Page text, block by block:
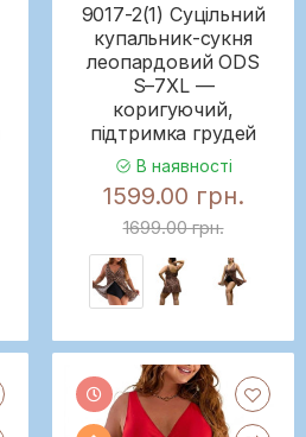
9017-2(1) Суцільний
купальник-сукня
леопардовий ODS
S–7XL —
коригуючий,
підтримка грудей
В наявності
1599.00 грн.
1699.00 грн.